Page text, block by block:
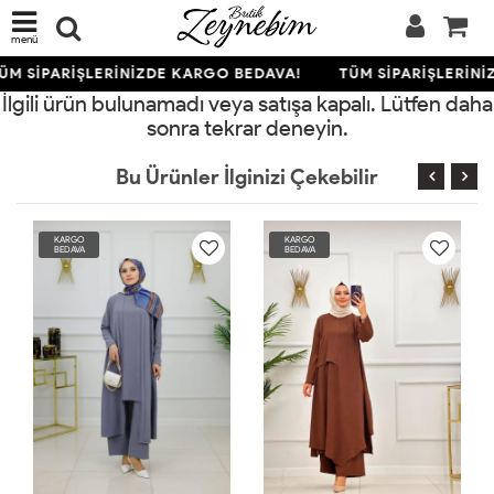
menü
SİPARİŞLERİNİZDE KARGO BEDAVA! TÜM
İlgili ürün bulunamadı veya satışa kapalı. Lütfen daha
sonra tekrar deneyin.
Bu Ürünler İlginizi Çekebilir
KARGO
BEDAVA
KARGO
BEDAVA